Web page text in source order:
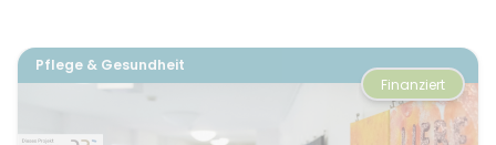
Pflege & Gesundheit
Finanziert